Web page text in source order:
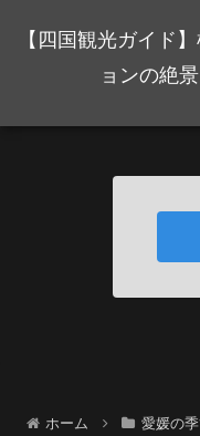
【四国観光ガイド
ョンの絶
ホーム 愛媛の